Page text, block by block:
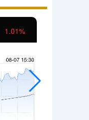
1.35%